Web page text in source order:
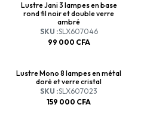
Lustre Jani 3 lampes en base
rond fil noir et double verre
ambré
SKU :SLX607046
99 000 CFA
Lustre Mono 8 lampes en métal
doré et verre cristal
SKU :SLX607023
159 000 CFA